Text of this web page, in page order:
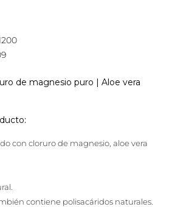
de magnesio puro | Aloe vera
con cloruro de magnesio, aloe vera
contiene polisacáridos naturales.